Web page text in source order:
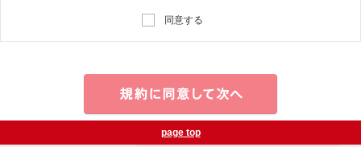
同意する
page top